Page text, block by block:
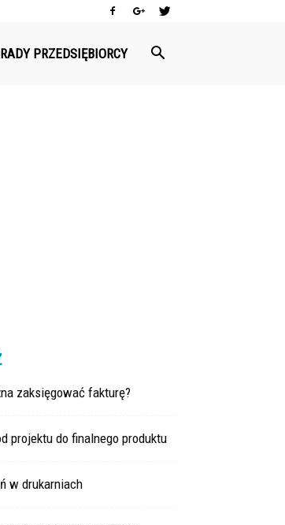
PRZEDSIĘBIORCY
zaksięgować fakturę?
projektu do finalnego produktu
w drukarniach